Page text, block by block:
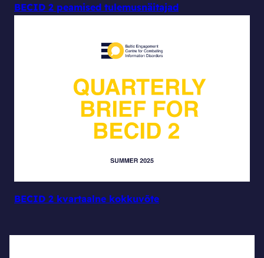
BECID 2 peamised tulemusnäitajad
BECID 2 kvartaalne kokkuvõte